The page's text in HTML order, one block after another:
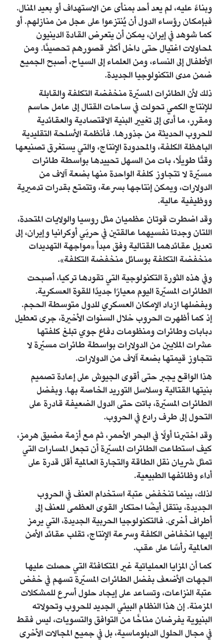
وبناءً عليه، لم يعد أحد بمنأى عن الاستهداف أو بعيد المنال.
فبإمكان رؤساء الدول أن يُنتزعوا على عجل من منازلهم. أو
كما شوهد في إيران، يمكن أن يتعرض القادة الدينيون
لمحاولات اغتيال حتى داخل أكثر قصورهم تحصينًا. ومن
الأطفال إلى النساء، ومن العلماء إلى السياح، أصبح الجميع
ضمن مدى التكنولوجيا الجديدة.
ذلك لأن الطائرات المسيّرة منخفضة التكلفة والقابلة
للإنتاج الكمي تحولت في ساحات القتال إلى عامل حاسم
ومقرر، ما أدى إلى تغيير البنية الاقتصادية والعقائدية
للحروب الحديثة من جذورها. فأنظمة الأسلحة التقليدية
الباهظة الكلفة، والمحدودة الإنتاج، والتي يستغرق تصنيعها
وقتًا طويلًا، بات من السهل تحييدها بواسطة طائرات
مسيّرة لا تتجاوز كلفة الواحدة منها بضعة آلاف من
الدولارات، ويمكن إنتاجها بسرعة، وتتمتع بقدرات تدميرية
ووظيفية عالية.
وقد اضطرت قوتان عظميان مثل روسيا والولايات المتحدة،
اللتان وجدتا نفسيهما عالقتين في حربَي أوكرانيا وإيران، إلى
تعديل عقائدهما القتالية وفق مبدأ «مواجهة التهديدات
منخفضة التكلفة بوسائل منخفضة التكلفة».
وفي هذه الثورة التكنولوجية التي تقودها تركيا، أصبحت
الطائرات المسيّرة اليوم معيارًا جديدًا للقوة العسكرية.
وبفضلها ازداد الإمكان العسكري للدول متوسطة الحجم.
إذ كما أظهرت الحروب خلال السنوات الأخيرة، جرى تعطيل
دبابات وطائرات ومنظومات دفاع جوي تبلغ كلفتها
عشرات الملايين من الدولارات بواسطة طائرات مسيّرة لا
تتجاوز قيمتها بضعة آلاف من الدولارات.
هذا الواقع يجبر حتى أقوى الجيوش على إعادة تصميم
بنيتها القتالية وسلاسل التوريد الخاصة بها. وبفضل
الطائرات المسيّرة، باتت حتى الدول الضعيفة قادرة على
التحول إلى طرف رادع في الحروب.
وقد اختبرنا أولًا في البحر الأحمر، ثم مع أزمة مضيق هرمز،
كيف استطاعت الطائرات المسيّرة أن تجعل المسارات التي
تمثل شريان نقل الطاقة والتجارة العالمية أقل قدرة على
أداء وظائفها الطبيعية.
لذلك، بينما تنخفض عتبة استخدام العنف في الحروب
الجديدة، ينتقل أيضًا احتكار القوى العظمى للعنف إلى
أطراف أخرى. فالتكنولوجيا الحربية الجديدة، التي يرمز
إليها انخفاض الكلفة وسرعة الإنتاج، تقلب عقائد الأمن
العالمية رأسًا على عقب.
كما أن المزايا العملياتية غير المتكافئة التي حصلت عليها
الجهات الأضعف بفضل الطائرات المسيّرة تسهم في خفض
عتبة النزاعات، وتساعد على إيجاد حلول أسرع للمشكلات
المزمنة. إن هذا النظام البيئي الجديد للحروب وتحولاته
البنيوية يفرضان مناخًا من التوافق والتسويات، ليس فقط
في مجال الحلول الدبلوماسية، بل في جميع المجالات الأخرى